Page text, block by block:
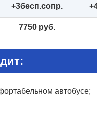
+3бесп.сопр.
7750 руб.
автобусе;